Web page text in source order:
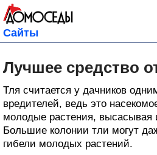
Сайты
Лучшее средство
Тля считается у дачников
вредителей, ведь это
молодые растения, высасывая
Большие колонии тли могут
гибели молодых растений.